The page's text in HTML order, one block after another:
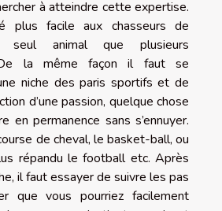
à atteindre cette expertise.
plus facile aux chasseurs de
seul animal que plusieurs
De la même façon il faut se
niche des paris sportifs et de
d’une passion, quelque chose
en permanence sans s’ennuyer.
de cheval, le basket-ball, ou
répandu le football etc. Après
il faut essayer de suivre les pas
que vous pourriez facilement